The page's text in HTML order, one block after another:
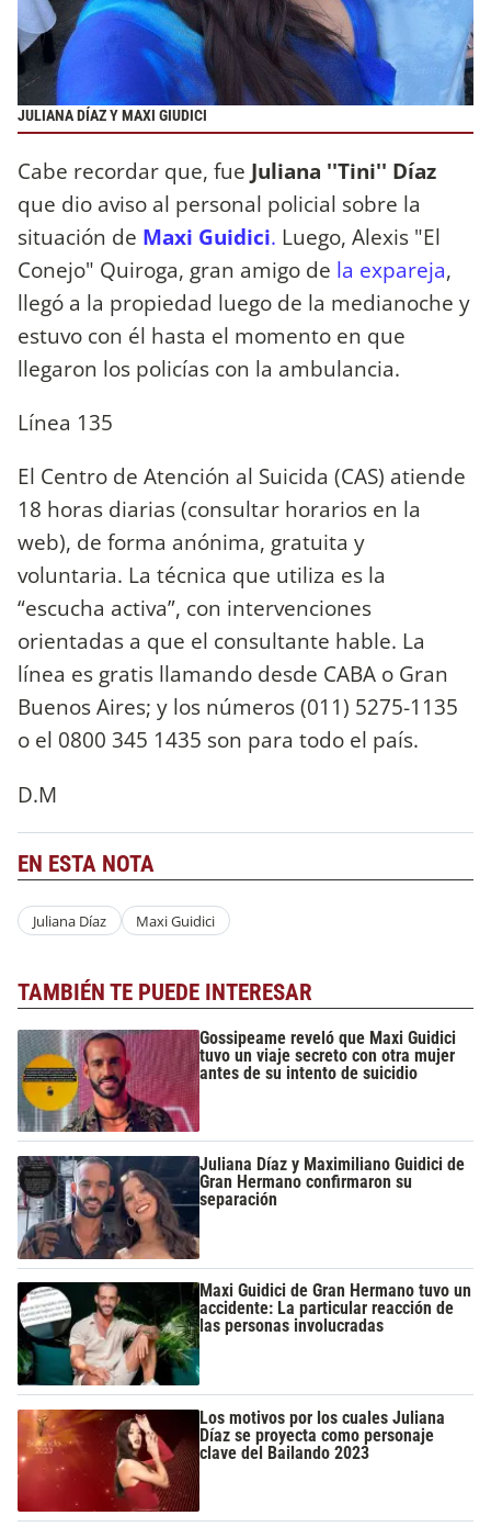
JULIANA DÍAZ Y MAXI GIUDICI
Cabe recordar que, fue Juliana ''Tini'' Díaz
que dio aviso al personal policial sobre la
situación de Maxi Guidici. Luego, Alexis "El
Conejo" Quiroga, gran amigo de la expareja,
llegó a la propiedad luego de la medianoche y
estuvo con él hasta el momento en que
llegaron los policías con la ambulancia.
Línea 135
El Centro de Atención al Suicida (CAS) atiende
18 horas diarias (consultar horarios en la
web), de forma anónima, gratuita y
voluntaria. La técnica que utiliza es la
“escucha activa”, con intervenciones
orientadas a que el consultante hable. La
línea es gratis llamando desde CABA o Gran
Buenos Aires; y los números (011) 5275-1135
o el 0800 345 1435 son para todo el país.
D.M
EN ESTA NOTA
Juliana Díaz Maxi Guidici
TAMBIÉN TE PUEDE INTERESAR
Gossipeame reveló que Maxi Guidici
tuvo un viaje secreto con otra mujer
antes de su intento de suicidio
Juliana Díaz y Maximiliano Guidici de
Gran Hermano confirmaron su
separación
Maxi Guidici de Gran Hermano tuvo un
accidente: La particular reacción de
las personas involucradas
Los motivos por los cuales Juliana
Díaz se proyecta como personaje
clave del Bailando 2023